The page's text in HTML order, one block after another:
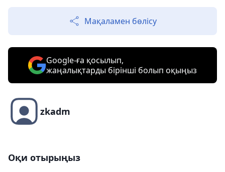
Мақаламен бөлісу
Google-ға қосылып,
жаңалықтарды бірінші болып оқыңыз
zkadm
Оқи отырыңыз